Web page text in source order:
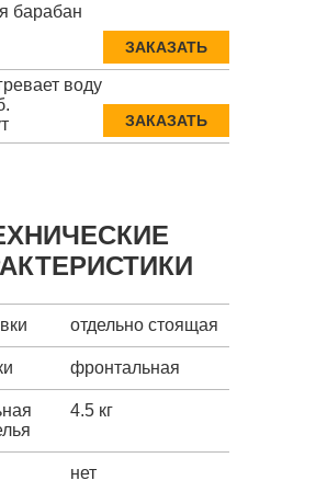
барабан
ЗАКАЗАТЬ
воду
ЗАКАЗАТЬ
отдельно стоящая
фронтальная
4.5 кг
нет